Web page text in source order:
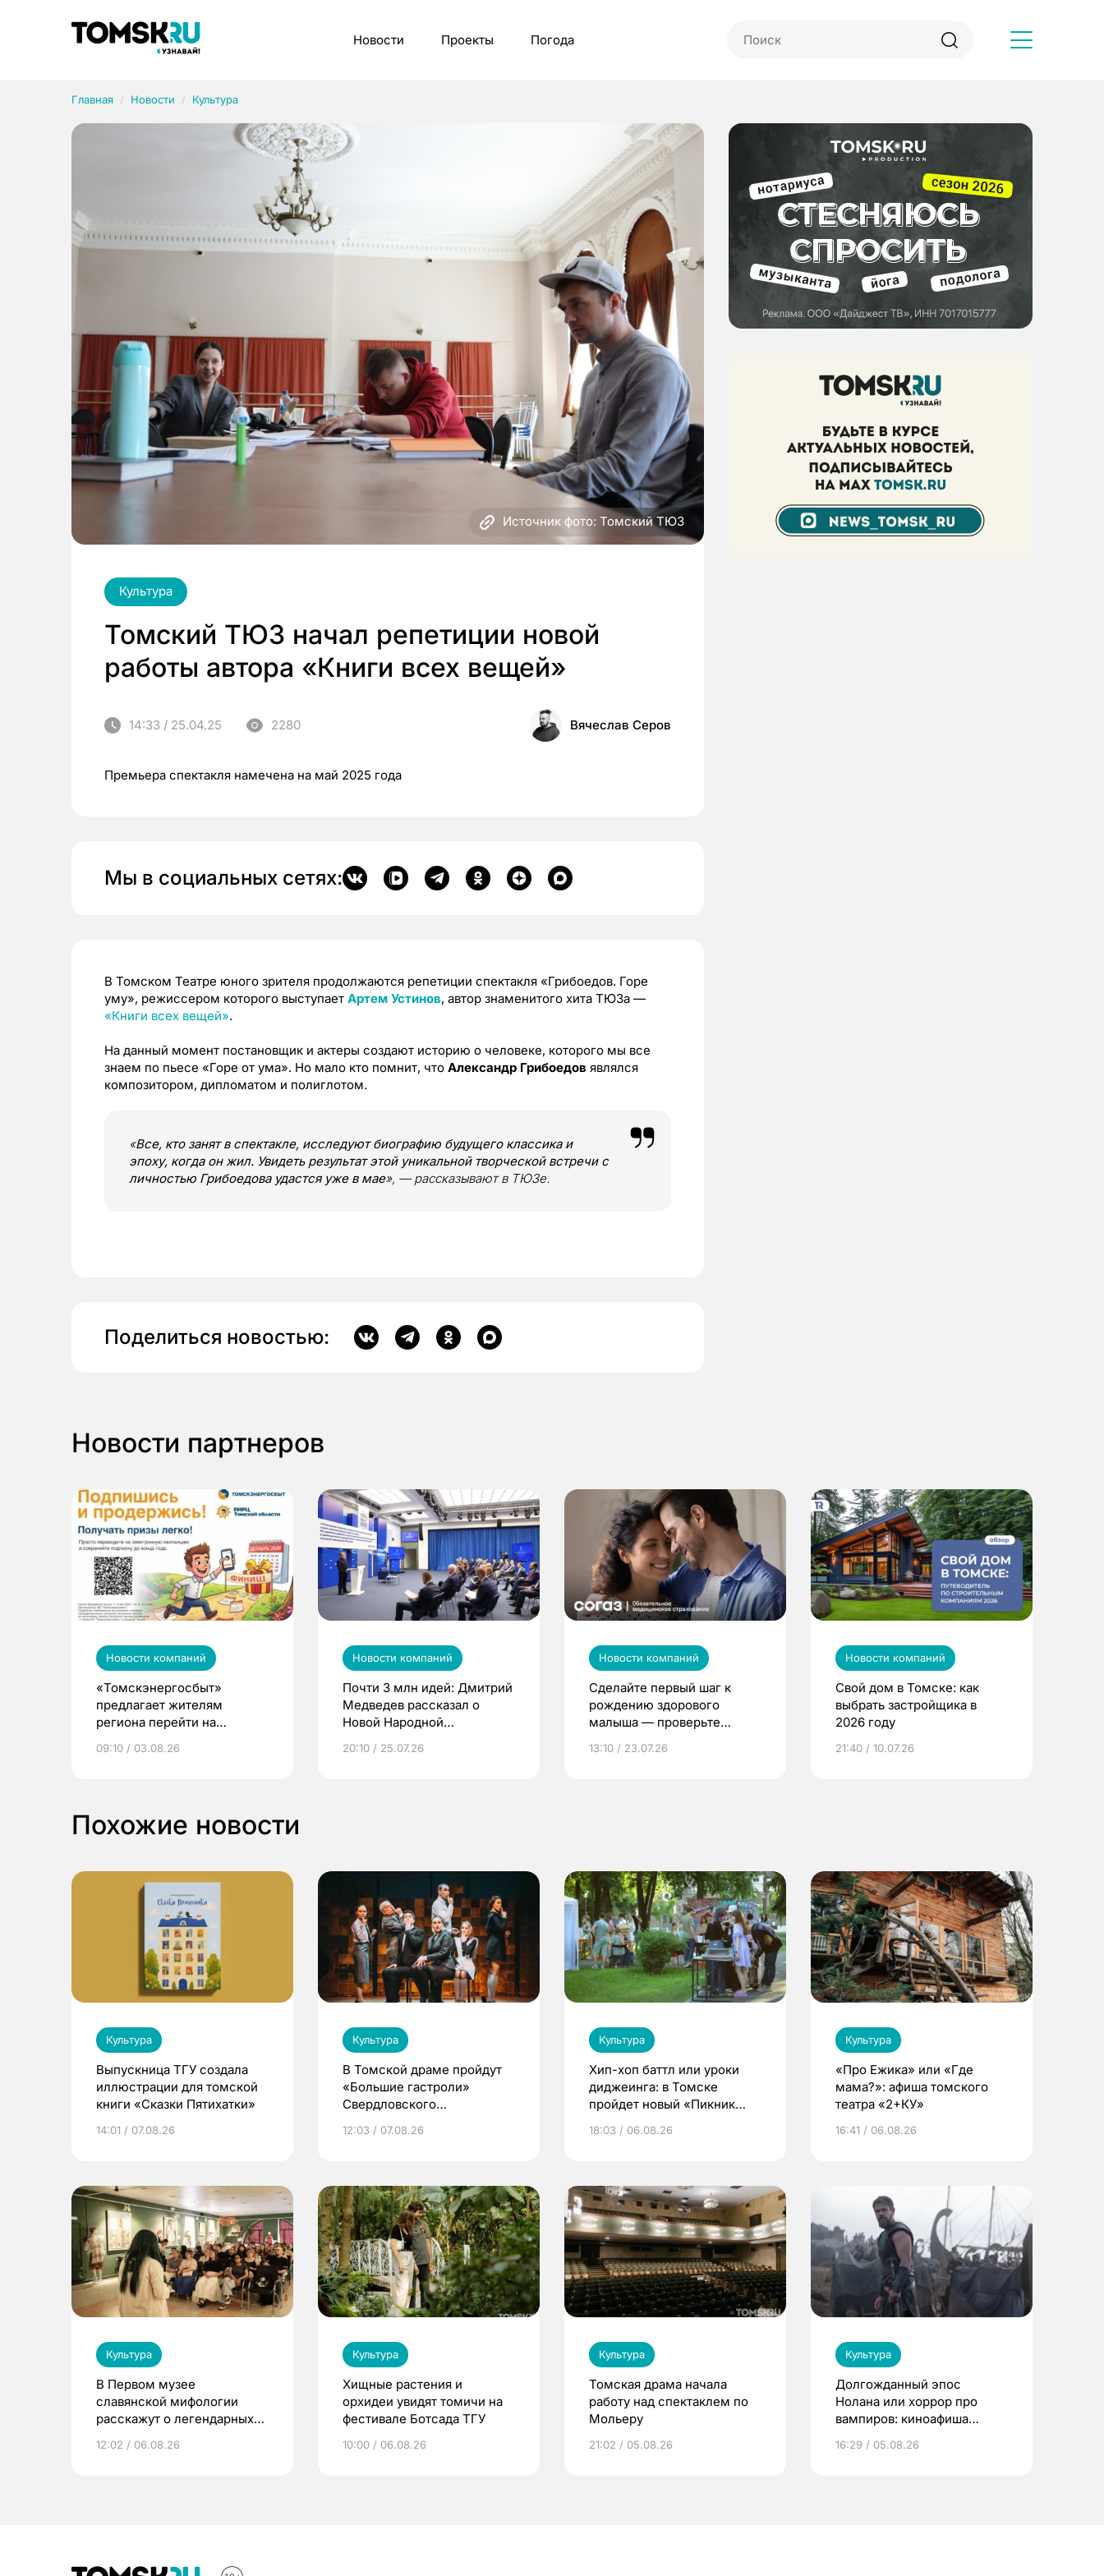
Новости Проекты Погода
Главная Новости Культура
Источник фото: Томский ТЮЗ
Культура
Томский ТЮЗ начал репетиции новой
работы автора «Книги всех вещей»
14:33 / 25.04.25 2280 Вячеслав Серов
Премьера спектакля намечена на май 2025 года
Мы в социальных сетях:
В Томском Театре юного зрителя продолжаются репетиции спектакля «Грибоедов. Горе
уму», режиссером которого выступает Артем Устинов, автор знаменитого хита ТЮЗа —
«Книги всех вещей».
На данный момент постановщик и актеры создают историю о человеке, которого мы все
знаем по пьесе «Горе от ума». Но мало кто помнит, что Александр Грибоедов являлся
композитором, дипломатом и полиглотом.
«Все, кто занят в спектакле, исследуют биографию будущего классика и
эпоху, когда он жил. Увидеть результат этой уникальной творческой встречи с
личностью Грибоедова удастся уже в мае», — рассказывают в ТЮЗе.
Поделиться новостью:
Новости партнеров
Новости компаний
«Томскэнергосбыт»
предлагает жителям
региона перейти на
выиграть призы
09:10 / 03.08.26
Новости компаний
Почти 3 млн идей: Дмитрий
Медведев рассказал о
Новой Народной
20:10 / 25.07.26
Новости компаний
Сделайте первый шаг к
рождению здорового
малыша — проверьте
по ОМС!
13:10 / 23.07.26
Новости компаний
Свой дом в Томске: как
выбрать застройщика в
2026 году
21:40 / 10.07.26
Похожие новости
Культура
Выпускница ТГУ создала
иллюстрации для томской
книги «Сказки Пятихатки»
14:01 / 07.08.26
Культура
В Томской драме пройдут
«Большие гастроли»
Свердловского
драмы
12:03 / 07.08.26
Культура
Хип-хоп баттл или уроки
диджеинга: в Томске
пройдет новый «Пикник
18:03 / 06.08.26
Культура
«Про Ежика» или «Где
мама?»: афиша томского
театра «2+КУ»
16:41 / 06.08.26
Культура
В Первом музее
славянской мифологии
расскажут о легендарных
12:02 / 06.08.26
Культура
Хищные растения и
орхидеи увидят томичи на
фестивале Ботсада ТГУ
10:00 / 06.08.26
Культура
Томская драма начала
работу над спектаклем по
Мольеру
21:02 / 05.08.26
Культура
Долгожданный эпос
Нолана или хоррор про
вампиров: киноафиша
16:29 / 05.08.26
Рубрики